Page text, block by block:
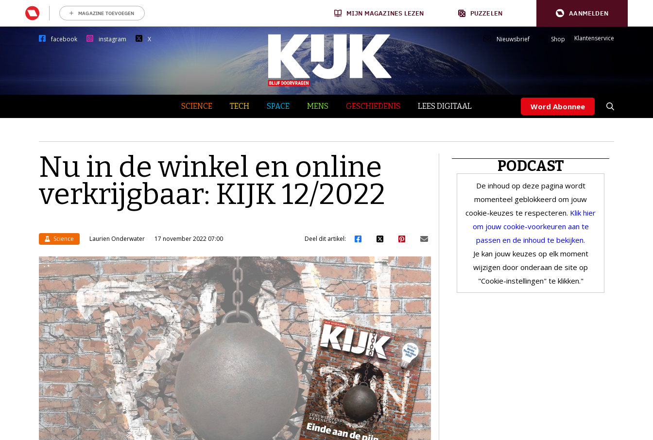
MAGAZINE TOEVOEGEN MIJN MAGAZINES LEZEN PUZZELEN AANMELDEN
facebook instagram X Nieuwsbrief Shop Klantenservice
SCIENCE TECH SPACE MENS GESCHIEDENIS LEES DIGITAAL Word Abonnee
Nu in de winkel en online
verkrijgbaar: KIJK 12/2022
Science Laurien Onderwater 17 november 2022 07:00 Deel dit artikel:
PODCAST
De inhoud op deze pagina wordt
momenteel geblokkeerd om jouw
cookie-keuzes te respecteren. Klik hier
om jouw cookie-voorkeuren aan te
passen en de inhoud te bekijken.
Je kan jouw keuzes op elk moment
wijzigen door onderaan de site op
"Cookie-instellingen" te klikken."